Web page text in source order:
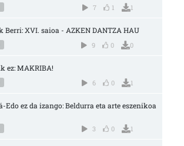
7 1 1
Berri: XVI. saioa - AZKEN DANTZA HAU
9 0 0
ez: MAKRIBA!
6 0 1
Edo ez da izango: Beldurra eta arte eszenikoa
3 0 1